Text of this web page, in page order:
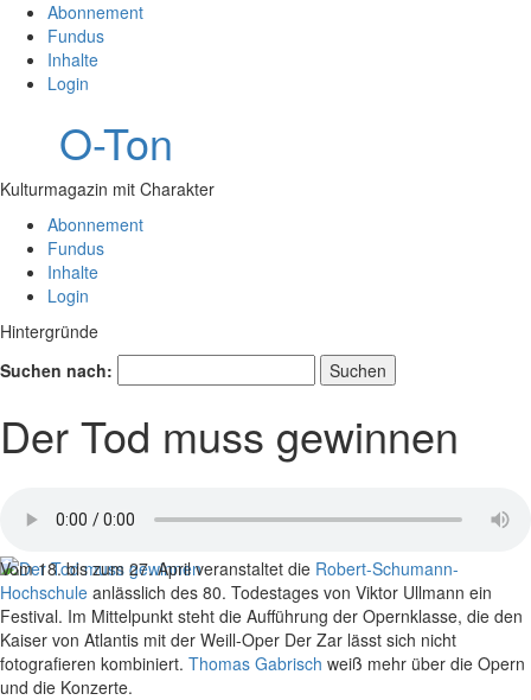
Abonnement
Fundus
Inhalte
Login
O-Ton
Kulturmagazin mit Charakter
Abonnement
Fundus
Inhalte
Login
Hintergründe
Suchen nach:
Der Tod muss gewinnen
Vom 18. bis zum 27. April veranstaltet die Robert-Schumann-
Hochschule anlässlich des 80. Todestages von Viktor Ullmann ein
Festival. Im Mittelpunkt steht die Aufführung der Opernklasse, die den
Kaiser von Atlantis mit der Weill-Oper Der Zar lässt sich nicht
fotografieren kombiniert. Thomas Gabrisch weiß mehr über die Opern
und die Konzerte.